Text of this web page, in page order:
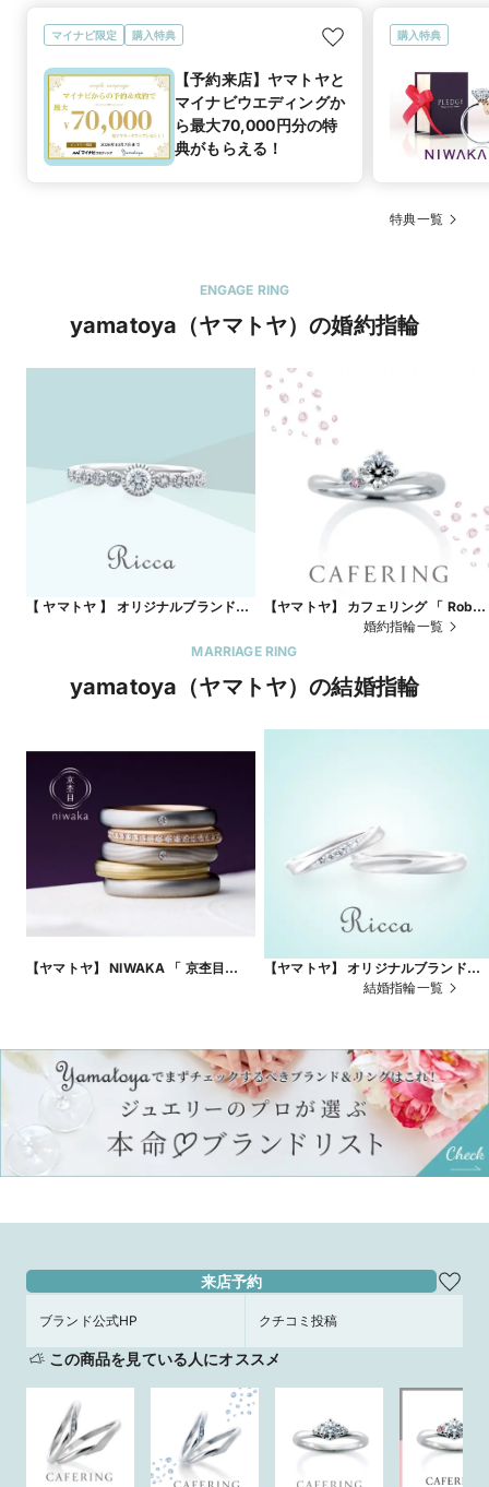
マイナビ限定 購入特典
【予約来店】ヤマトヤと
マイナビウエディングか
ら最大70,000円分の特
典がもらえる！
購入特典
特典一覧
ENGAGE RING
yamatoya（ヤマトヤ）の婚約指輪
【 ヤマトヤ 】 オリジナルブランド
【ヤマトヤ】 カフェリング 「 Robe
de mariee ローブドゥマリエ 」 ★ピ
ンクダイヤモンドグラデーション
婚約指輪一覧
MARRIAGE RING
yamatoya（ヤマトヤ）の結婚指輪
【ヤマトヤ】 NIWAKA 「 京杢目
【ヤマトヤ】 オリジナルブランド
Ricca 「 ハナミズキ 」結婚指輪一覧
来店予約
ブランド公式HP クチコミ投稿
この商品を見ている人にオススメ